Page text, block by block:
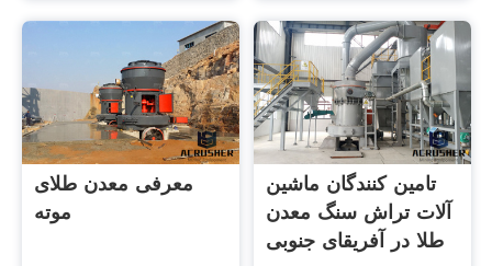
معرفی معدن طلای
موته
تامین کنندگان ماشین
آلات تراش سنگ معدن
طلا در آفریقای جنوبی